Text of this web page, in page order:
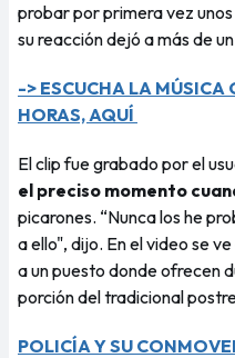
probar por primera vez unos
su reacción dejó a más de
-> ESCUCHA LA MÚSICA
HORAS, AQUÍ
El clip fue grabado por el
el preciso momento
picarones. “Nunca los he
a ello", dijo. En el video se
a un puesto donde ofrecen
porción del tradicional
POLICÍA Y SU